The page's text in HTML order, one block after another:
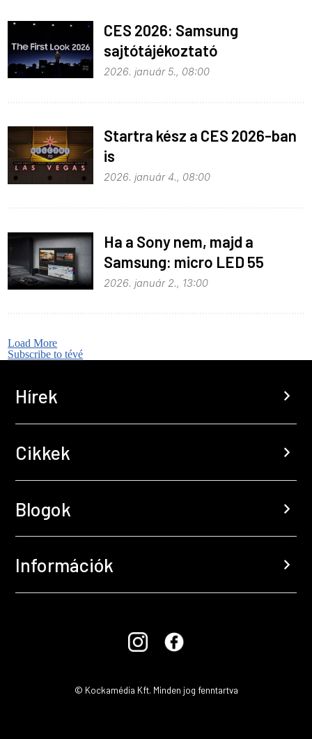
CES 2026: Samsung
sajtótájékoztató
2026. január 5., 08:00
Startra kész a CES 2026-ban
is
2026. január 4., 08:00
Ha a Sony nem, majd a
Samsung: micro LED 55
colon!
2026. január 2., 13:00
Load More
Subscribe to tévé
Hírek chevron_right
Cikkek chevron_right
Blogok chevron_right
Információk chevron_right
© Kockamédia Kft. Minden jog fenntartva